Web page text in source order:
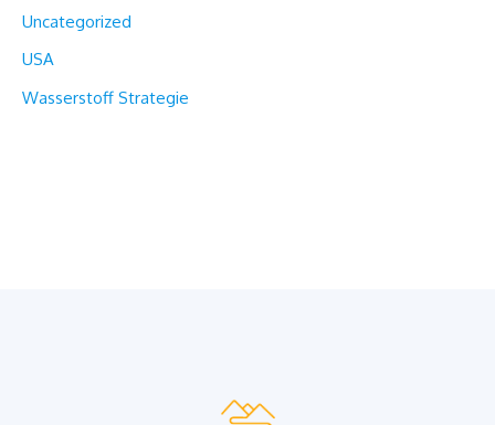
Uncategorized
USA
Wasserstoff Strategie